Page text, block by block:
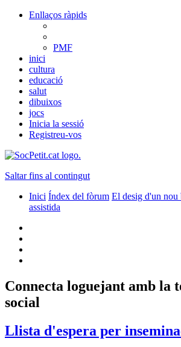
Enllaços ràpids
PMF
inici
cultura
educació
salut
dibuixos
jocs
Inicia la sessió
Registreu-vos
Saltar fins al contingut
Inici Índex del fòrum El desig d'un nou
assistida
Connecta loguejant amb la
social
Llista d'espera per